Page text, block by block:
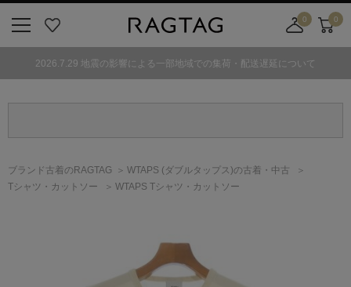
気
0
舗
カ
ト
0
2026.7.29 地震の影響による一部地域での集荷・配送遅延について
ブランド古着のRAGTAG WTAPS (ダブルタップス)の古着・中古
Tシャツ・カットソー
WTAPS Tシャツ・カットソー